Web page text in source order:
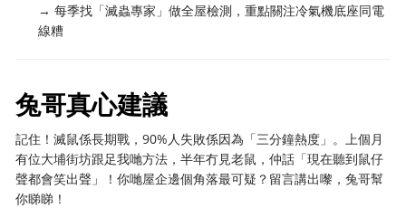
→ 每季找「滅蟲專家」做全屋檢測，重點關注冷氣機底座同電
線糟
兔哥真心建議
記住！滅鼠係長期戰，90%人失敗係因為「三分鐘熱度」。上個月
有位大埔街坊跟足我哋方法，半年冇見老鼠，仲話「現在聽到鼠仔
聲都會笑出聲」！你哋屋企邊個角落最可疑？留言講出嚟，兔哥幫
你睇睇！